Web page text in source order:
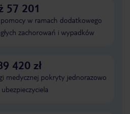
57 201
w ramach dodatkowego
zachorowań i wypadków
420 zł
medycznej pokryty jednorazowo